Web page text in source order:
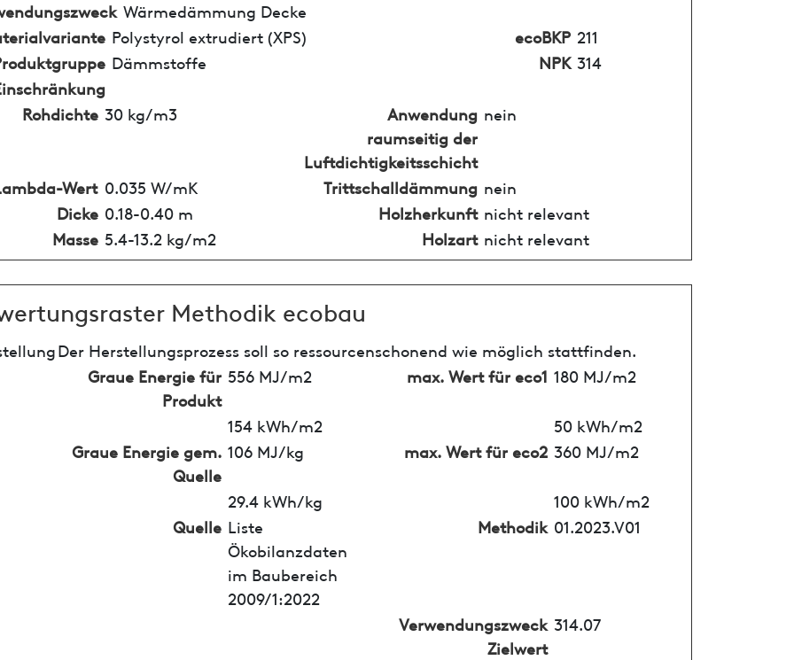
Wärmedämmung Decke
Polystyrol extrudiert (XPS) ecoBKP 211
Dämmstoffe NPK 314
Rohdichte 30 kg/m3
Anwendung
raumseitig der
Luftdichtigkeitsschicht
nein
Wert 0.035 W/mK Trittschalldämmung nein
Dicke 0.18-0.40 m Holzherkunft nicht relevant
Masse 5.4-13.2 kg/m2 Holzart nicht relevant
Methodik ecobau
Der Herstellungsprozess soll so ressourcenschonend wie möglich stattfinden.
Graue Energie für
Produkt
556 MJ/m2 max. Wert für eco1 180 MJ/m2
154 kWh/m2
50 kWh/m2
Graue Energie gem.
Quelle
106 MJ/kg max. Wert für eco2 360 MJ/m2
29.4 kWh/kg
100 kWh/m2
Quelle Liste
Ökobilanzdaten
im Baubereich
2009/1:2022
Methodik 01.2023.V01
Verwendungszweck
Zielwert
314.07